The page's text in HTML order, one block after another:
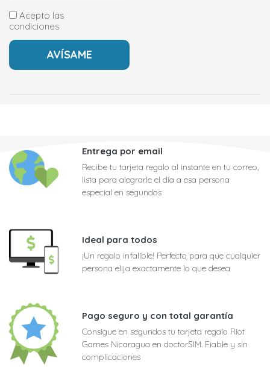
Acepto las
condiciones
Entrega por email
Recibe tu tarjeta regalo al instante en tu correo,
lista para alegrarle el día a esa persona
especial en segundos
Ideal para todos
¡Un regalo infalible! Perfecto para que cualquier
persona elija exactamente lo que desea
Pago seguro y con total garantía
Consigue en segundos tu tarjeta regalo Riot
Games Nicaragua en doctorSIM. Fiable y sin
complicaciones